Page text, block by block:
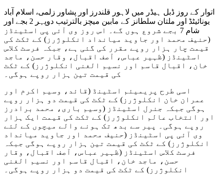
اتوار کے روز ڈبل ہیڈر میں لاہور قلندرز اور پشاور زلمی، اسلام آباد
یونائیٹڈ اور ملتان سلطانز کے مابین میچز بالترتیب دوپہر 2 بجے اور
شام 7 بجے شروع ہوں گے۔ اس روز وی آئی پی اسٹینڈز
(حنیف محمد اور جاوید میانداد انکلوژرز) کے ٹکٹ کی
قیمت چار ہزار روپے مقرر کی گئی ہے، جبکہ فرسٹ کلاس
اسٹینڈز (ظہیر عباس، آصف اقبال، وقار حسن، ماجد
خان، اقبال قاسم اور نسیم الغنی انکلوژرز) کے ٹکٹ
کی قیمت تین ہزار روپے ہوگی۔
اسی طرح پریمیئم اسٹینڈ (قائد، وسیم اکرم اور
عمران خان انکلوژرز) کے ٹکٹ کی قیمت دو ہزار روپے
ہوگی جبکہ جنرل اسٹینڈز (وسیم باری، محمد برادرز
اور انتخاب عالم انکلوژرز) کے ٹکٹ کی قیمت ایک ہزار
روپے ہوگی۔ پیر سے بدھ تک ہونے والے میچوں کے لئے
وی آئی پی اسٹینڈز (حنیف محمد اور جاوید میانداد
انکلوژرز) کے ٹکٹ کی قیمت تین ہزار روپے ہوگی جبکہ
فرسٹ کلاس اسٹینڈز (ظہیر عباس، آصف اقبال، وقار
حسن، ماجد خان، اقبال قاسم اور نسیم الغنی
انکلوژرز) کے ٹکٹ کی قیمت دو ہزار روپے ہوگی۔